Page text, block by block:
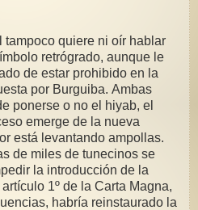
quiere ni oír hablar
retrógrado, aunque le
de estar prohibido en la
por Burguiba. Ambas
ponerse o no el hiyab, el
emerge de la nueva
está levantando ampollas.
de miles de tunecinos se
la introducción de la
1º de la Carta Magna,
habría reinstaurado la